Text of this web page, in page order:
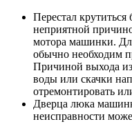
Перестал
неприятной
мотора машинки.
обычно необходим
Причиной выхода из
воды или скачки
отремонтировать
Дверца люка
неисправности